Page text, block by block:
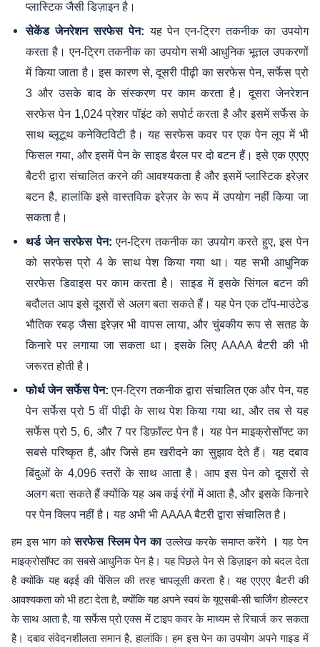
प्लास्टिक जैसी डिज़ाइन है।
सेकेंड जेनरेशन सरफेस पेन: यह पेन एन-ट्रिग तकनीक का उपयोग
करता है। एन-ट्रिग तकनीक का उपयोग सभी आधुनिक भूतल उपकरणों
में किया जाता है। इस कारण से, दूसरी पीढ़ी का सरफेस पेन, सर्फेस प्रो
3 और उसके बाद के संस्करण पर काम करता है। दूसरा जेनरेशन
सरफेस पेन 1,024 प्रेशर पॉइंट को सपोर्ट करता है और इसमें सर्फेस के
साथ ब्लूटूथ कनेक्टिविटी है। यह सरफेस कवर पर एक पेन लूप में भी
फिसल गया, और इसमें पेन के साइड बैरल पर दो बटन हैं। इसे एक एएएए
बैटरी द्वारा संचालित करने की आवश्यकता है और इसमें प्लास्टिक इरेज़र
बटन है, हालांकि इसे वास्तविक इरेज़र के रूप में उपयोग नहीं किया जा
सकता है।
थर्ड जेन सरफेस पेन: एन-ट्रिग तकनीक का उपयोग करते हुए, इस पेन
को सरफेस प्रो 4 के साथ पेश किया गया था। यह सभी आधुनिक
सरफेस डिवाइस पर काम करता है। साइड में इसके सिंगल बटन की
बदौलत आप इसे दूसरों से अलग बता सकते हैं। यह पेन एक टॉप-माउंटेड
भौतिक रबड़ जैसा इरेज़र भी वापस लाया, और चुंबकीय रूप से सतह के
किनारे पर लगाया जा सकता था। इसके लिए AAAA बैटरी की भी
जरूरत होती है।
फोर्थ जेन सर्फेस पेन: एन-ट्रिग तकनीक द्वारा संचालित एक और पेन, यह
पेन सर्फेस प्रो 5 वीं पीढ़ी के साथ पेश किया गया था, और तब से यह
सर्फेस प्रो 5, 6, और 7 पर डिफ़ॉल्ट पेन है। यह पेन माइक्रोसॉफ्ट का
सबसे परिष्कृत है, और जिसे हम खरीदने का सुझाव देते हैं। यह दबाव
बिंदुओं के 4,096 स्तरों के साथ आता है। आप इस पेन को दूसरों से
अलग बता सकते हैं क्योंकि यह अब कई रंगों में आता है, और इसके किनारे
पर पेन क्लिप नहीं है। यह अभी भी AAAA बैटरी द्वारा संचालित है।
हम इस भाग कोसरफेस स्लिम पेन काउल्लेख करके समाप्त करेंगे ।यह पेन
माइक्रोसॉफ्ट का सबसे आधुनिक पेन है। यह पिछले पेन से डिज़ाइन को बदल देता
है क्योंकि यह बढ़ई की पेंसिल की तरह चापलूसी करता है। यह एएएए बैटरी की
आवश्यकता को भी हटा देता है, क्योंकि यह अपने स्वयं के यूएसबी-सी चार्जिंग होल्स्टर
के साथ आता है, या सर्फेस प्रो एक्स में टाइप कवर के माध्यम से रिचार्ज कर सकता
है। दबाव संवेदनशीलता समान है, हालांकि। हम इस पेन का उपयोग अपने गाइड में